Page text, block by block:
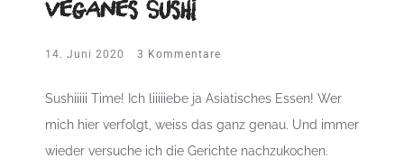
veganes Sushi
14. Juni 2020 3 Kommentare
Sushiiiii Time! Ich liiiiiebe ja Asiatisches Essen! Wer
mich hier verfolgt, weiss das ganz genau. Und immer
wieder versuche ich die Gerichte nachzukochen.